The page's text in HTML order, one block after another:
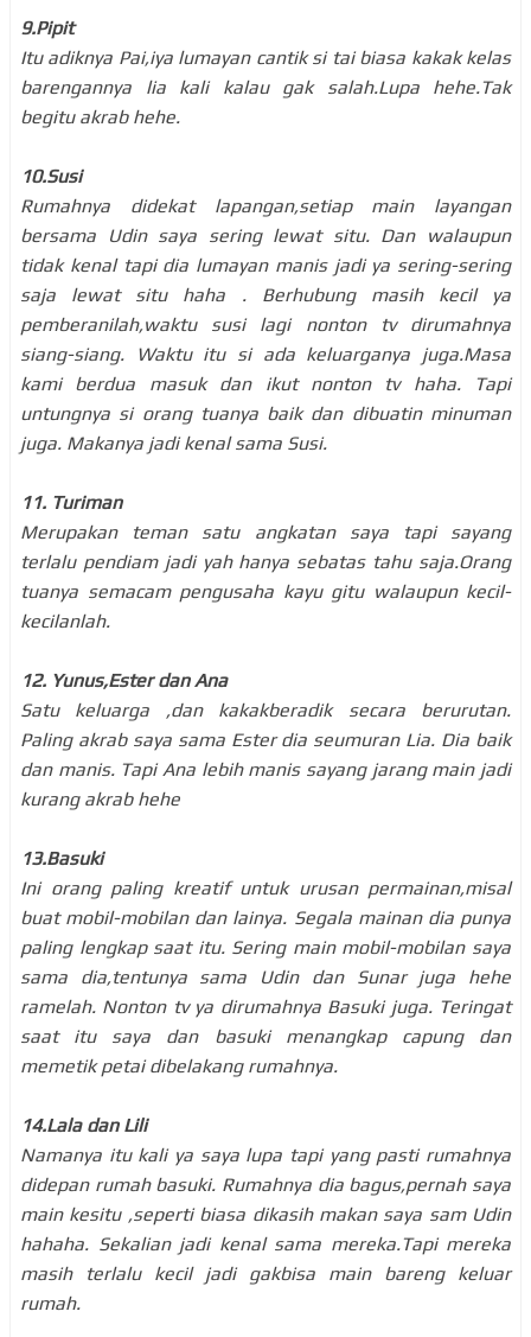
9.Pipit
Itu adiknya Pai,iya lumayan cantik si tai biasa kakak kelas
barengannya lia kali kalau gak salah.Lupa hehe.Tak
begitu akrab hehe.
10.Susi
Rumahnya didekat lapangan,setiap main layangan
bersama Udin saya sering lewat situ. Dan walaupun
tidak kenal tapi dia lumayan manis jadi ya sering-sering
saja lewat situ haha . Berhubung masih kecil ya
pemberanilah,waktu susi lagi nonton tv dirumahnya
siang-siang. Waktu itu si ada keluarganya juga.Masa
kami berdua masuk dan ikut nonton tv haha. Tapi
untungnya si orang tuanya baik dan dibuatin minuman
juga. Makanya jadi kenal sama Susi.
11. Turiman
Merupakan teman satu angkatan saya tapi sayang
terlalu pendiam jadi yah hanya sebatas tahu saja.Orang
tuanya semacam pengusaha kayu gitu walaupun kecil-
kecilanlah.
12. Yunus,Ester dan Ana
Satu keluarga ,dan kakakberadik secara berurutan.
Paling akrab saya sama Ester dia seumuran Lia. Dia baik
dan manis. Tapi Ana lebih manis sayang jarang main jadi
kurang akrab hehe
13.Basuki
Ini orang paling kreatif untuk urusan permainan,misal
buat mobil-mobilan dan lainya. Segala mainan dia punya
paling lengkap saat itu. Sering main mobil-mobilan saya
sama dia,tentunya sama Udin dan Sunar juga hehe
ramelah. Nonton tv ya dirumahnya Basuki juga. Teringat
saat itu saya dan basuki menangkap capung dan
memetik petai dibelakang rumahnya.
14.Lala dan Lili
Namanya itu kali ya saya lupa tapi yang pasti rumahnya
didepan rumah basuki. Rumahnya dia bagus,pernah saya
main kesitu ,seperti biasa dikasih makan saya sam Udin
hahaha. Sekalian jadi kenal sama mereka.Tapi mereka
masih terlalu kecil jadi gakbisa main bareng keluar
rumah.